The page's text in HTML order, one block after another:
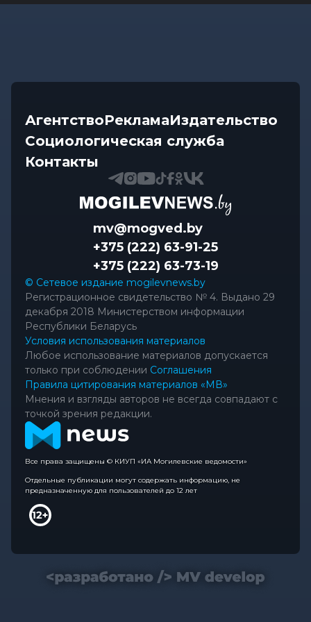
АгентствоРекламаИздательство
Социологическая служба
Контакты
mv@mogved.by
+375 (222) 63-91-25
+375 (222) 63-73-19
© Сетевое издание mogilevnews.by
Регистрационное свидетельство № 4. Выдано 29
декабря 2018 Министерством информации
Республики Беларусь
Условия использования материалов
Любое использование материалов допускается
только при соблюдении Соглашения
Правила цитирования материалов «МВ»
Мнения и взгляды авторов не всегда совпадают с
точкой зрения редакции.
Все права защищены © КИУП «ИА Могилевские ведомости»
Отдельные публикации могут содержать информацию, не
предназначенную для пользователей до 12 лет